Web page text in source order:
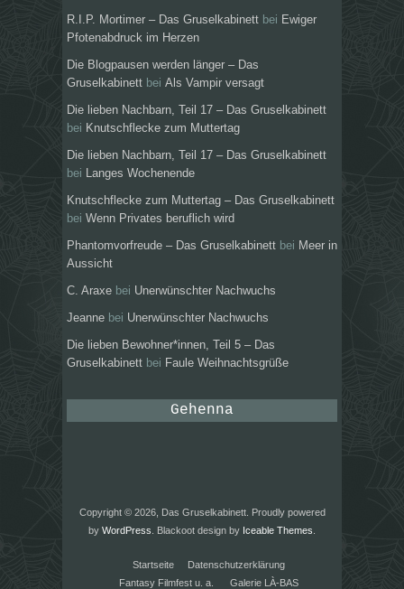
R.I.P. Mortimer – Das Gruselkabinett bei Ewiger
Pfotenabdruck im Herzen
Die Blogpausen werden länger – Das
Gruselkabinett bei Als Vampir versagt
Die lieben Nachbarn, Teil 17 – Das Gruselkabinett
bei Knutschflecke zum Muttertag
Die lieben Nachbarn, Teil 17 – Das Gruselkabinett
bei
Langes Wochenende
Knutschflecke zum Muttertag – Das Gruselkabinett
bei Wenn Privates beruflich wird
Phantomvorfreude – Das Gruselkabinett bei Meer in
Aussicht
C. Araxe bei Unerwünschter Nachwuchs
Jeanne bei Unerwünschter Nachwuchs
Die lieben Bewohner*innen, Teil 5 – Das
Gruselkabinett bei Faule Weihnachtsgrüße
Gehenna
Copyright © 2026, Das Gruselkabinett. Proudly powered
by WordPress . Blackoot design by Iceable Themes
Startseite
Datenschutzerklärung
Fantasy Filmfest u. a.
Galerie LÀ-BAS